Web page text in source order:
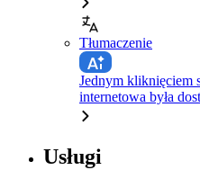
Tłumaczenie
Jednym kliknięciem
internetowa była
Usługi